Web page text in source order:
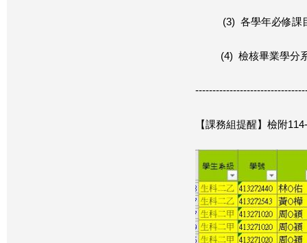
(3) 各學年必修課
(4) 檢核畢業學分
------------------------------
【課務組提醒】檢附